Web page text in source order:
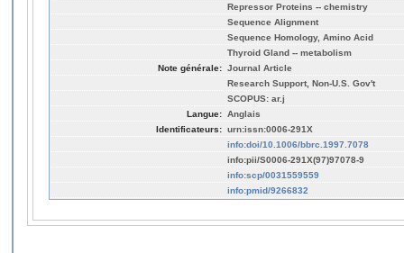
Repressor Proteins -- chemistry
Sequence Alignment
Sequence Homology, Amino Acid
Thyroid Gland -- metabolism
Note générale: Journal Article
Research Support, Non-U.S. Gov't
SCOPUS: ar.j
Langue: Anglais
Identificateurs: urn:issn:0006-291X
info:doi/10.1006/bbrc.1997.7078
info:pii/S0006-291X(97)97078-9
info:scp/0031559559
info:pmid/9266832